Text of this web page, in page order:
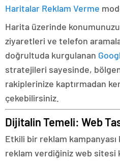
Haritalar Reklam Verme
Harita üzerinde
ziyaretleri ve telefon
doğrultuda kurgulanan
stratejileri sayesinde,
rakiplerinize kaptırmadan
çekebilirsiniz.
Dijitalin Temeli: Web
Etkili bir reklam kampanyası
reklam verdiğiniz web sitesi